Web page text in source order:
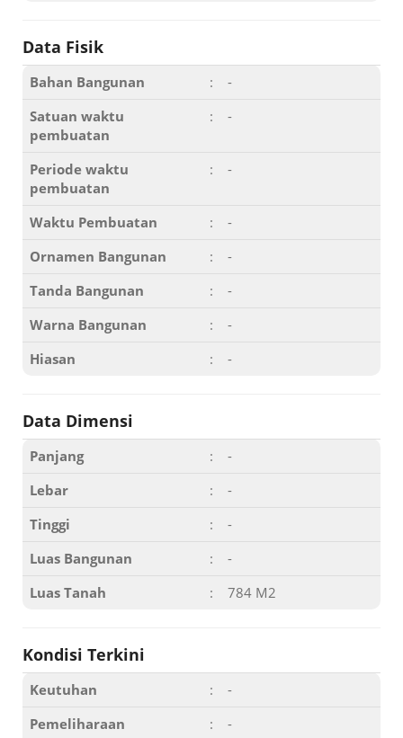
Data Fisik
Bahan Bangunan :
-
Satuan waktu
pembuatan
: -
Periode waktu
pembuatan
: -
Waktu Pembuatan :
-
Ornamen Bangunan
:
-
Tanda Bangunan
:
-
Warna Bangunan
:
-
Hiasan
: -
Data Dimensi
Panjang :
-
Lebar
:
-
Tinggi
:
-
Luas Bangunan
:
-
Luas Tanah
: 784 M2
Kondisi Terkini
Keutuhan :
-
Pemeliharaan
: -